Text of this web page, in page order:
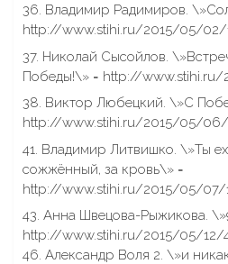
36. Владимир Радимиров.
http://www.stihi.ru/2015/05/02/
37. Николай Сысойлов.
Победы!\» = http://www.stihi.ru/
38. Виктор Любецкий. \»С
http://www.stihi.ru/2015/05/
41. Владимир Литвишко. \»Ты
сожжённый, за кровь\» =
http://www.stihi.ru/2015/05/07/
43. Анна Швецова-Рыжикова.
http://www.stihi.ru/2015/05/12/
46. Александр Воля 2. \»и